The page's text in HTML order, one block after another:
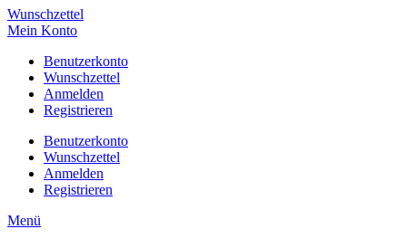
Wunschzettel
Mein Konto
Benutzerkonto
Wunschzettel
Anmelden
Registrieren
Benutzerkonto
Wunschzettel
Anmelden
Registrieren
Menü